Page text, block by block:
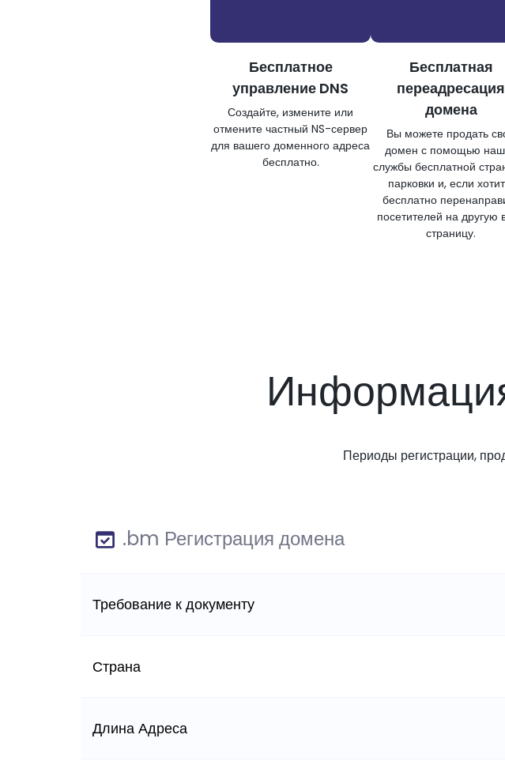
Бесплатное
управление DNS
Создайте, измените или
отмените частный NS-сервер
для вашего доменного адреса
бесплатно.
Бесплатная
переадресация
домена
Вы можете продать
домен с помощью
службы бесплатной
парковки и, если
бесплатно
посетителей на другую
страницу.
Периоды регистрации,
.bm Регистрация домена
Требование к документу
Страна
Длина Адреса